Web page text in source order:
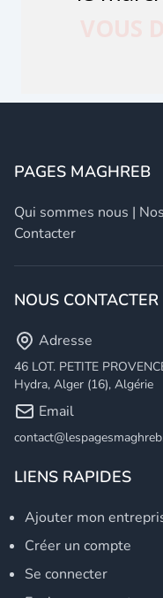
PAGES MAGHREB
Qui sommes nous |
Contacter
NOUS CONTACTER
Adresse
46 LOT. PETITE
Hydra, Alger (16), Algérie
Email
LIENS RAPIDES
Ajouter mon
Créer un compte
Se connecter